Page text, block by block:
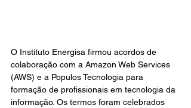
O Instituto Energisa firmou acordos de
colaboração com a Amazon Web Services
(AWS) e a Populos Tecnologia para
formação de profissionais em tecnologia da
informação. Os termos foram celebrados